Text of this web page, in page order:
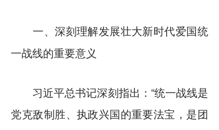
一、深刻理解发展壮大新时代爱国统
一战线的重要意义
习近平总书记深刻指出：“统一战线是
党克敌制胜、执政兴国的重要法宝，是团